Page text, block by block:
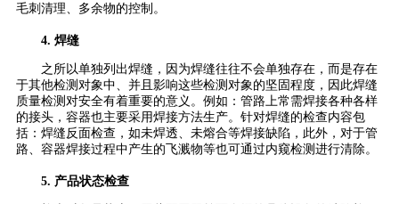
毛刺清理、多余物的控制。
4. 焊缝
之所以单独列出焊缝，因为焊缝往往不会单独存在，而是存在
于其他检测对象中、并且影响这些检测对象的坚固程度，因此焊缝
质量检测对安全有着重要的意义。例如：管路上常需焊接各种各样
的接头，容器也主要采用焊接方法生产。针对焊缝的检查内容包
括：焊缝反面检查，如未焊透、未熔合等焊接缺陷，此外，对于管
路、容器焊接过程中产生的飞溅物等也可通过内窥检测进行清除。
5. 产品状态检查